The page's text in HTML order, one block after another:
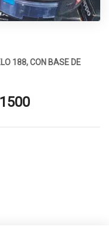
188, CON BASE DE
1500